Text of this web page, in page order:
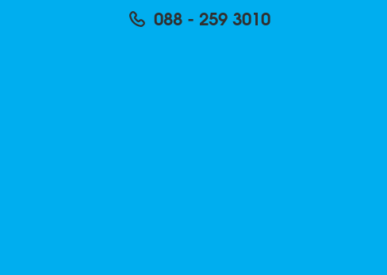
088 - 259 3010